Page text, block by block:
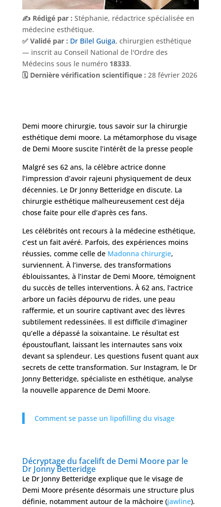
Nos
Tarifs
Obésité
Nos
chirurgiens
FAQ
Services
Nos
cliniques
Nos
articles
Avant
/
Après
Devis
Gratuit
✍️ Rédigé par : Stéphanie, rédactrice spécialisée en
médecine esthétique.
✅ Validé par : Dr Bilel Guiga, chirurgien esthétique
— inscrit au Conseil National de l'Ordre des
Médecins sous le numéro 18333.
🗓️ Dernière vérification scientifique : 28 février 2026
Demi moore chirurgie, tous savoir sur la chirurgie
esthétique demi moore. La métamorphose du visage
de Demi Moore suscite l’intérêt de la presse people
Malgré ses 62 ans, la célèbre actrice donne
l’impression d’avoir rajeuni physiquement de deux
décennies. Le Dr Jonny Betteridge en discute. La
chirurgie esthétique malheureusement cest déja
chose faite pour elle d’après ces fans.
Les célébrités ont recours à la médecine esthétique,
c’est un fait avéré. Parfois, des expériences moins
réussies, comme celle de Madonna chirurgie,
surviennent. À l’inverse, des transformations
éblouissantes, à l’instar de Demi Moore, témoignent
du succès de telles interventions. À 62 ans, l’actrice
arbore un faciès dépourvu de rides, une peau
raffermie, et un sourire captivant avec des lèvres
subtilement redessinées. Il est difficile d’imaginer
qu’elle a dépassé la soixantaine. Le résultat est
époustouflant, laissant les internautes sans voix
devant sa splendeur. Les questions fusent quant aux
secrets de cette transformation. Sur Instagram, le Dr
Jonny Betteridge, spécialiste en esthétique, analyse
la nouvelle apparence de Demi Moore.
Comment se passe un lipofilling du visage
Décryptage du facelift de Demi Moore par le
Dr Jonny Betteridge
Le Dr Jonny Betteridge explique que le visage de
Demi Moore présente désormais une structure plus
définie, notamment autour de la mâchoire (jawline).